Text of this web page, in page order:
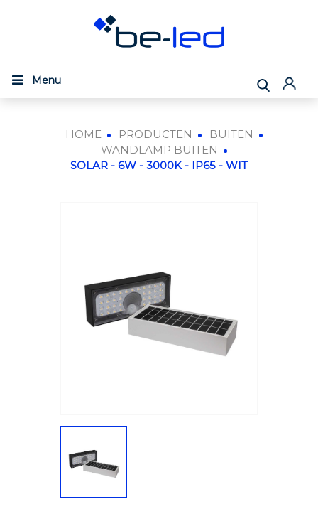
Menu
HOME PRODUCTEN
BUITEN
WANDLAMP BUITEN
SOLAR - 6W - 3000K - IP65 - WIT